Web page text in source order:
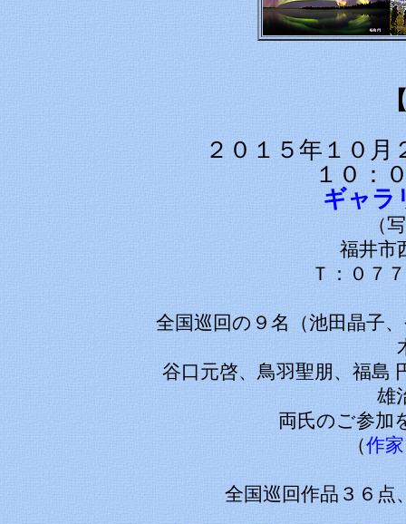
２０１５年１０月
１０：
ギャラ
（
福井市
Ｔ：０７
全国巡回の９名（池田晶子
谷口元啓、鳥羽聖朋、福島
雄
両氏のご参加
（作
全国巡回作品３６点